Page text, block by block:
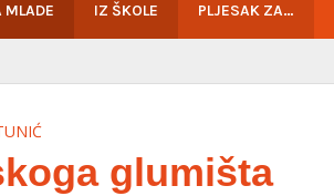
MLADE IZ ŠKOLE PLJESAK ZA…
glumišta